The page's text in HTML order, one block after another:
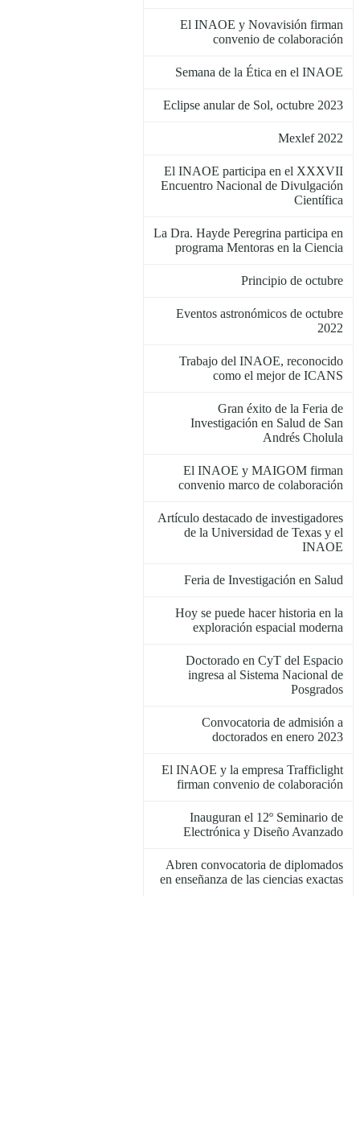
El INAOE y Novavisión firman
convenio de colaboración
Semana de la Ética en el INAOE
Eclipse anular de Sol, octubre 2023
Mexlef 2022
El INAOE participa en el XXXVII
Encuentro Nacional de Divulgación
Científica
La Dra. Hayde Peregrina participa en
programa Mentoras en la Ciencia
Principio de octubre
Eventos astronómicos de octubre
2022
Trabajo del INAOE, reconocido
como el mejor de ICANS
Gran éxito de la Feria de
Investigación en Salud de San
Andrés Cholula
El INAOE y MAIGOM firman
convenio marco de colaboración
Artículo destacado de investigadores
de la Universidad de Texas y el
INAOE
Feria de Investigación en Salud
Hoy se puede hacer historia en la
exploración espacial moderna
Doctorado en CyT del Espacio
ingresa al Sistema Nacional de
Posgrados
Convocatoria de admisión a
doctorados en enero 2023
El INAOE y la empresa Trafficlight
firman convenio de colaboración
Inauguran el 12º Seminario de
Electrónica y Diseño Avanzado
Abren convocatoria de diplomados
en enseñanza de las ciencias exactas